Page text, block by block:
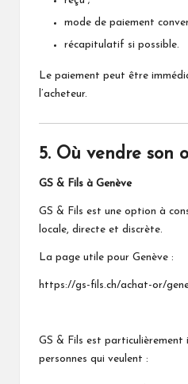
mode de paiement
récapitulatif si possible.
Le paiement peut être
l’acheteur.
5. Où vendre son
GS & Fils à Genève
GS & Fils est une option à
locale, directe et discrète.
La page utile pour Genève :
https://gs-fils.ch/achat-or/
GS & Fils est particulièrement
personnes qui veulent :